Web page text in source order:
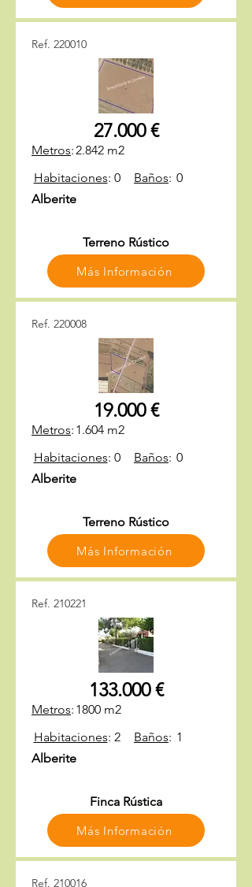
Ref. 220010
27.000 €
Metros:2.842 m2
Habitaciones: 0 Baños: 0
Alberite
Terreno Rústico
Más Información
Ref. 220008
19.000 €
Metros: 1.604 m2
Habitaciones: 0 Baños: 0
Alberite
Terreno Rústico
Más Información
Ref. 210221
133.000 €
Metros: 1800 m2
Habitaciones: 2 Baños: 1
Alberite
Finca Rústica
Más Información
Ref. 210016